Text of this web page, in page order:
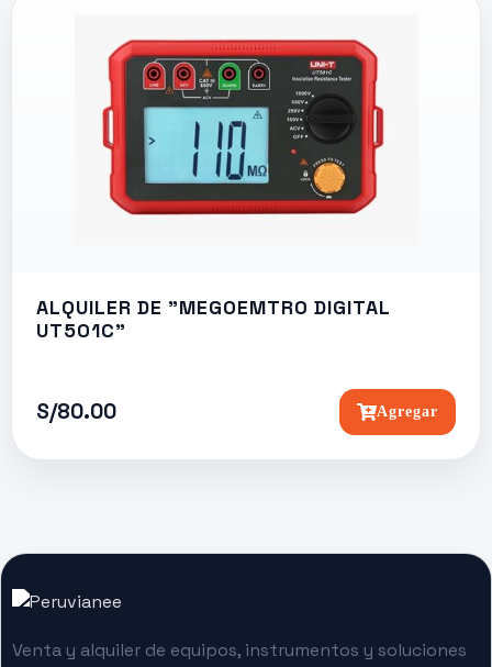
ALQUILER DE "MEGOEMTRO DIGITAL
UT501C"
S/80.00 Agregar
Venta y alquiler de equipos, instrumentos y soluciones